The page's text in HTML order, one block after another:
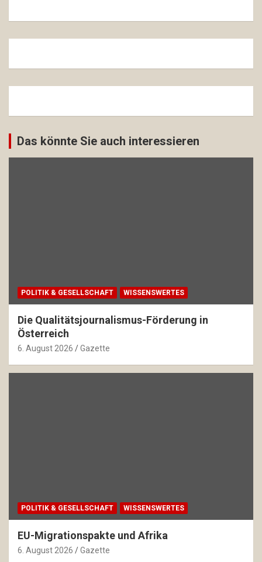
Das könnte Sie auch interessieren
POLITIK & GESELLSCHAFT WISSENSWERTES
Die Qualitätsjournalismus-Förderung in
Österreich
6. August 2026 Gazette
POLITIK & GESELLSCHAFT WISSENSWERTES
EU-Migrationspakte und Afrika
6. August 2026 Gazette